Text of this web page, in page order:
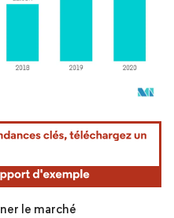
nécessite une attribution sous CC BY
le marché